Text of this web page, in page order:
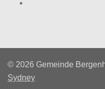
© 2026 Gemeinde
Sydney